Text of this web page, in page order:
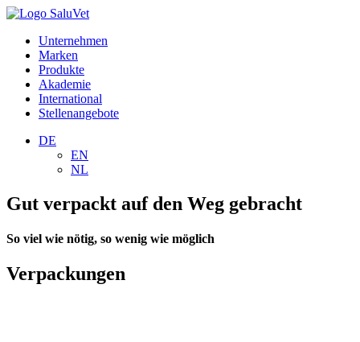
Unternehmen
Marken
Produkte
Akademie
International
Stellenangebote
DE
EN
NL
Gut verpackt auf den Weg gebracht
So viel wie nötig, so wenig wie möglich
Verpackungen